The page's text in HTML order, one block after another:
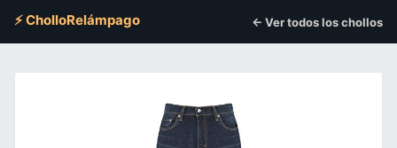
⚡ CholloRelámpago ← Ver todos los chollos